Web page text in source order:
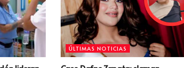
ÚLTIMAS NOTICIAS